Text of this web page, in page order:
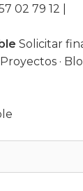
02 79 12
Solicitar
Proyectos ·